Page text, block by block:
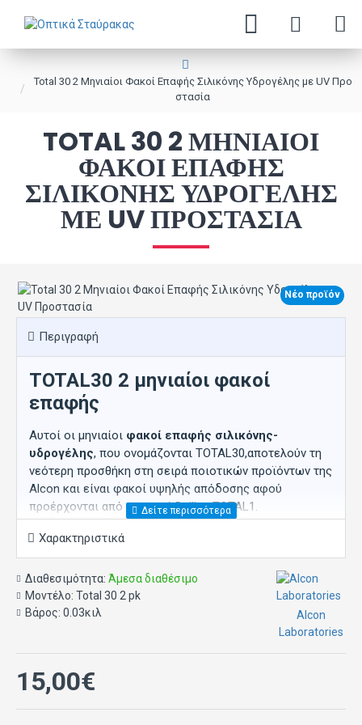
Total 30 2 Μηνιαίοι Φακοί Επαφής Σιλικόνης Υδρογέλης με UV Προ
στασία
TOTAL 30 2 ΜΗΝΙΑΊΟΙ
ΦΑΚΟΊ ΕΠΑΦΉΣ
ΣΙΛΙΚΌΝΗΣ ΥΔΡΟΓΈΛΗΣ
ΜΕ UV ΠΡΟΣΤΑΣΊΑ
Νέο προϊόν
Περιγραφή
TOTAL30 2 μηνιαίοι φακοί
επαφής
Αυτοί οι μηνιαίοι φακοί επαφής σιλικόνης-
υδρογέλης, που ονομάζονται TOTAL30,αποτελούν τη
νεότερη προσθήκη στη σειρά ποιοτικών προϊόντων της
Alcon και είναι φακοί υψηλής απόδοσης αφού
προέρχονται από τη σειρά Dailies TOTAL1.
Η άνεση είναι must
Η μοναδική διαδικασία κατασκευής που
χρησιμοποιείται για αυτούς τους φακούς συνδυάζει
ένα υλικό σιλικόνης-υδρογέλης με υψηλή
διαπερατότητα οξυγόνου - τοποθετημένο στον πυρήνα
του φακού -με ένα υλικό υδρογέλης με υψηλή υγρασία
περιεκτικότητα του νερού στον πυρήνα του φακού να
Χαρακτηριστικά
Διαθεσιμότητα: Άμεσα διαθέσιμο
Μοντέλο: Total 30 2 pk
Βάρος: 0.03κιλ
Alcon
Laboratories
15,00€